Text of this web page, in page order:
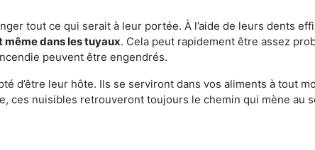
tout ce qui serait à leur portée. À l’aide de leurs dents
dans les tuyaux. Cela peut rapidement être assez
peuvent être engendrés.
d’être leur hôte. Ils se serviront dans vos aliments à tout
nuisibles retrouveront toujours le chemin qui mène au